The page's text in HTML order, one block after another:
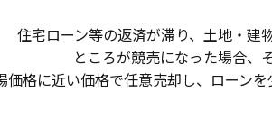
住宅ローン等の返済が滞り、土地・建
ところが競売になった場合、
価格に近い価格で任意売却し、ローン